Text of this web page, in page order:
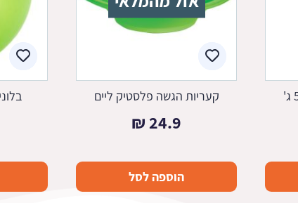
קעריות הגשה פלסטיק ליים
24.9
₪
הוספה לסל